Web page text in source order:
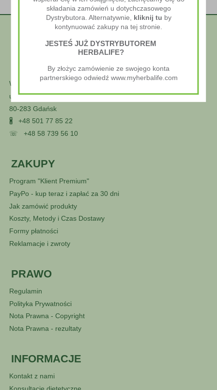
Wellness Styl
ul. Głuszca 25
80-283 Gdańsk
🖁 +48 501 77 85 22
☏ +48 58 739 56 10
ZAKUPY
Program "Klient Premium"
PayPo - kup teraz i zapłać za 30 dni
Jak zamówić produkty
Koszty, Metody i Czas Dostawy
Formy płatności
Reklamacje i zwroty
PRAWO
Regulamin
Polityka Prywatności
Nota Prawna - Copyright
Nota Prawna - rezultaty
INFORMACJE
Kontakt z nami
składania zamówień u dotychczasowego
Dystrybutora. Alternatywnie, kliknij tu by
kontynuować zakupy na tej stronie.
JESTEŚ JUŻ DYSTRYBUTOREM
HERBALIFE?
By złożyc zamówienie ze swojego konta
partnerskiego odwiedź www.myherbalife.com